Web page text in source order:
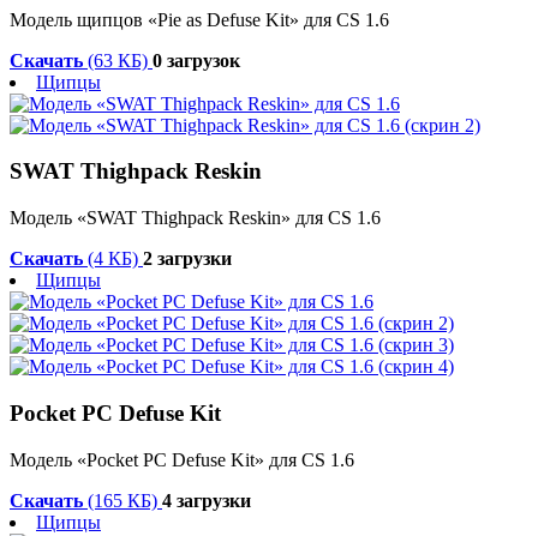
Модель щипцов «Pie as Defuse Kit» для CS 1.6
Скачать (63 КБ) 0 загрузок
Щипцы
SWAT Thighpack Reskin
Модель «SWAT Thighpack Reskin» для CS 1.6
Скачать (4 КБ) 2 загрузки
Щипцы
Pocket PC Defuse Kit
Модель «Pocket PC Defuse Kit» для CS 1.6
Скачать (165 КБ) 4 загрузки
Щипцы